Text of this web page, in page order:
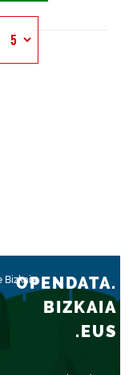
Bizkaia
OPENDATA.
BIZKAIA
.EUS